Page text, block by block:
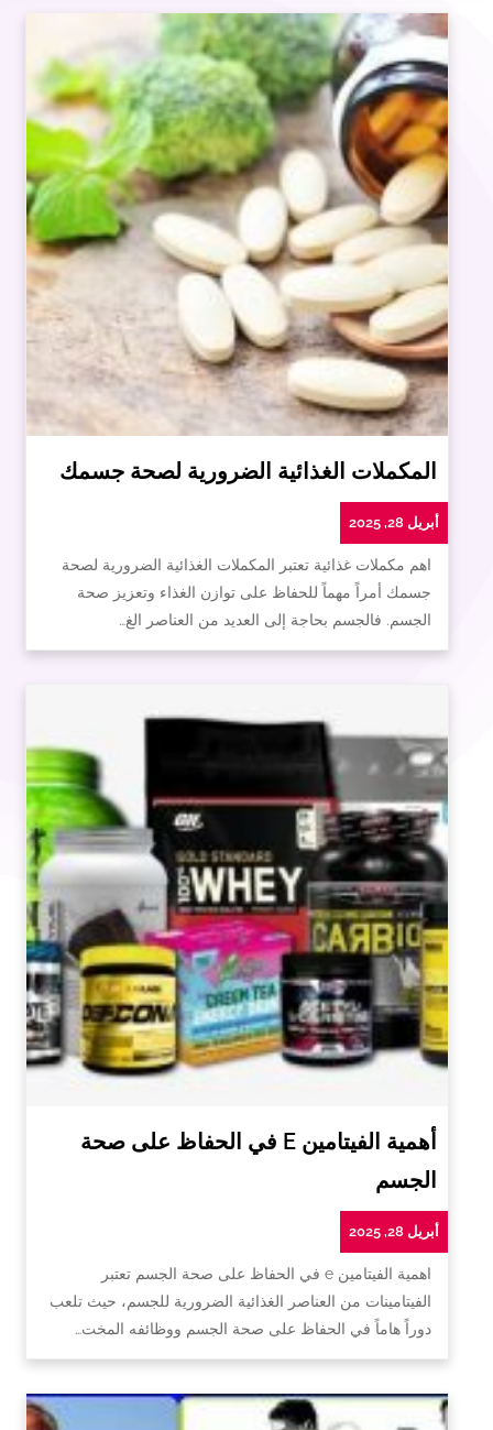
المكملات الغذائية الضرورية لصحة جسمك
أبريل 28, 2025
اهم مكملات غذائية تعتبر المكملات الغذائية الضرورية لصحة
جسمك أمراً مهماً للحفاظ على توازن الغذاء وتعزيز صحة
الجسم. فالجسم بحاجة إلى العديد من العناصر الغ…
أهمية الفيتامين E في الحفاظ على صحة
الجسم
أبريل 28, 2025
اهمية الفيتامين e في الحفاظ على صحة الجسم تعتبر
الفيتامينات من العناصر الغذائية الضرورية للجسم، حيث تلعب
دوراً هاماً في الحفاظ على صحة الجسم ووظائفه المخت…